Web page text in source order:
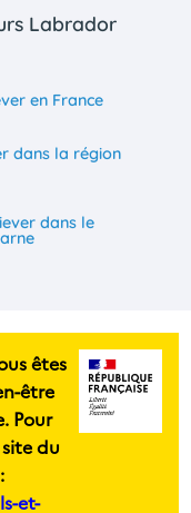
Labrador
en France
dans la région
dans le
êtes
être
Pour
du
et-